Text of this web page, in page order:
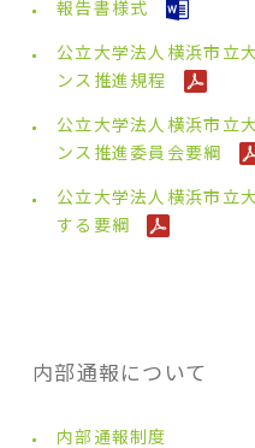
報告書様式
公立大学法人横浜市立
ンス推進規程
公立大学法人横浜市立
ンス推進委員会要綱
公立大学法人横浜市立
する要綱
内部通報について
内部通報制度